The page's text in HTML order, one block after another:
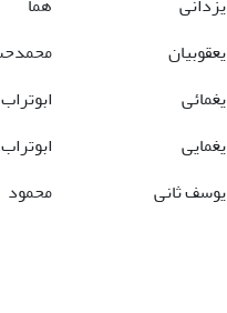
یعقوبیان
یغمائی
ابوتراب
یغمایی
ابوتراب
یوسف ثانی محمود